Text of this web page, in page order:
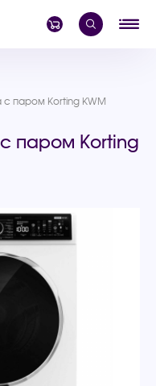
паром Korting KWM
паром Korting